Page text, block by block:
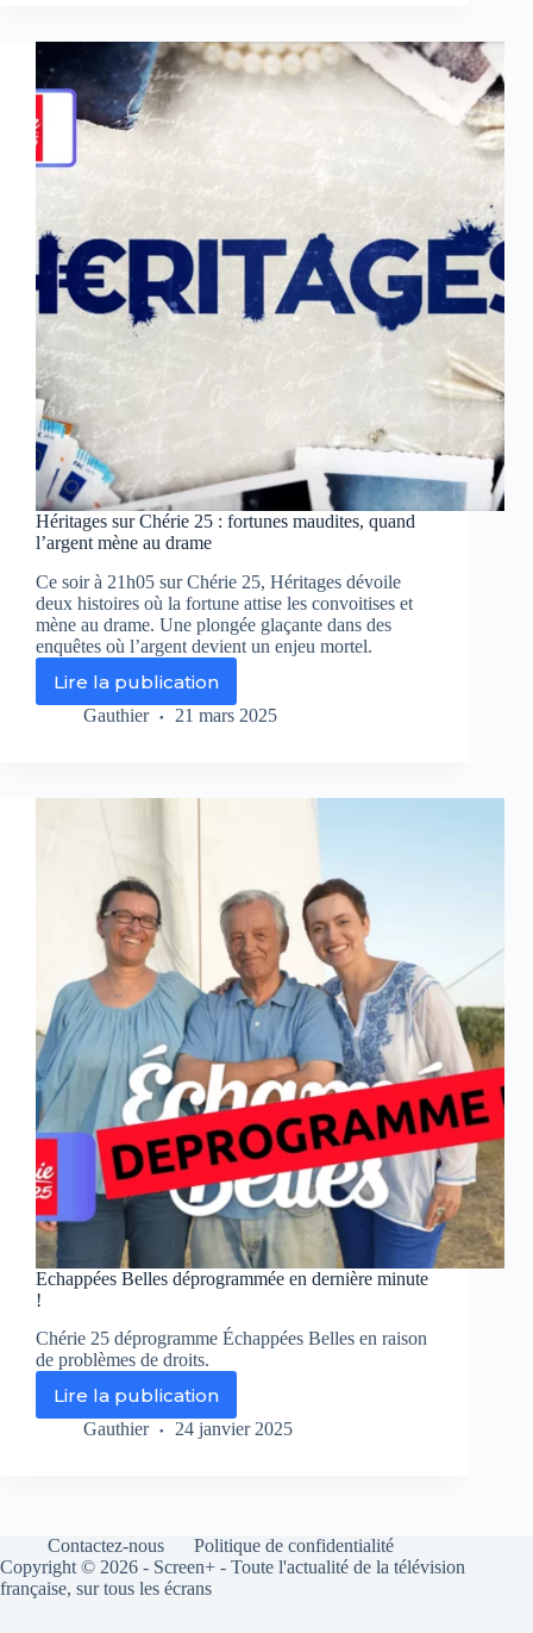
quand
fortune
rime
avec
trahison
qui
font
scandale
Héritages sur Chérie 25 : fortunes maudites, quand
l’argent mène au drame
Ce soir à 21h05 sur Chérie 25, Héritages dévoile
deux histoires où la fortune attise les convoitises et
mène au drame. Une plongée glaçante dans des
enquêtes où l’argent devient un enjeu mortel.
Lire la publication
Héritages
sur
fortunes
l’argent
mène
au
drame
Gauthier 21 mars 2025
Echappées Belles déprogrammée en dernière minute
!
Chérie 25 déprogramme Échappées Belles en raison
de problèmes de droits.
Lire la publication
Echappées
Belles
!
Gauthier 24 janvier 2025
Contactez-nous
Politique de confidentialité
Copyright © 2026 - Screen+ - Toute l'actualité de la télévision
française, sur tous les écrans